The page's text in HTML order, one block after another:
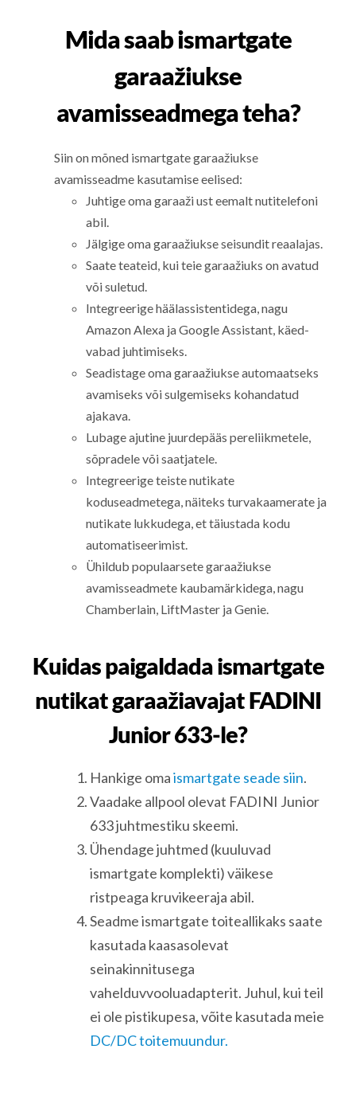
Mida saab ismartgate
garaažiukse
avamisseadmega teha?
Siin on mõned ismartgate garaažiukse
avamisseadme kasutamise eelised:
Juhtige oma garaaži ust eemalt nutitelefoni
abil.
Jälgige oma garaažiukse seisundit reaalajas.
Saate teateid, kui teie garaažiuks on avatud
või suletud.
Integreerige häälassistentidega, nagu
Amazon Alexa ja Google Assistant, käed-
vabad juhtimiseks.
Seadistage oma garaažiukse automaatseks
avamiseks või sulgemiseks kohandatud
ajakava.
Lubage ajutine juurdepääs pereliikmetele,
sõpradele või saatjatele.
Integreerige teiste nutikate
koduseadmetega, näiteks turvakaamerate ja
nutikate lukkudega, et täiustada kodu
automatiseerimist.
Ühildub populaarsete garaažiukse
avamisseadmete kaubamärkidega, nagu
Chamberlain, LiftMaster ja Genie.
Kuidas paigaldada ismartgate
nutikat garaažiavajat FADINI
Junior 633-le?
Hankige omaismartgate seade siin.
Vaadake allpool olevat FADINI Junior
633 juhtmestiku skeemi.
Ühendage juhtmed (kuuluvad
ismartgate komplekti) väikese
ristpeaga kruvikeeraja abil.
Seadme ismartgate toiteallikaks saate
kasutada kaasasolevat
seinakinnitusega
vahelduvvooluadapterit. Juhul, kui teil
ei ole pistikupesa, võite kasutada meie
DC/DC toitemuundur.